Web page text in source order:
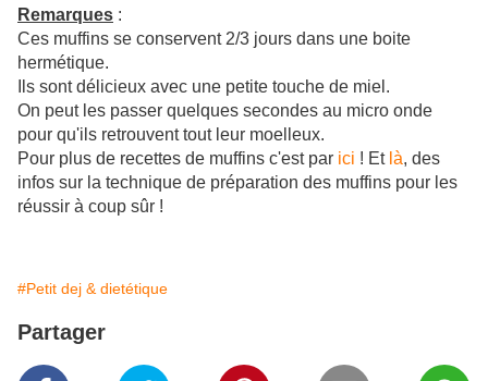
Remarques :
Ces muffins se conservent 2/3 jours dans une boite
hermétique.
Ils sont délicieux avec une petite touche de miel.
On peut les passer quelques secondes au micro onde
pour qu'ils retrouvent tout leur moelleux.
Pour plus de recettes de muffins c'est par ici ! Et là, des
infos sur la technique de préparation des muffins pour les
réussir à coup sûr !
#Petit dej & dietétique
Partager